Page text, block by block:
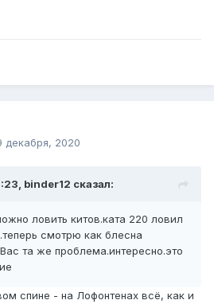
декабря, 2020
binder12 сказал:
ловить китов.ката 220 ловил
смотрю как блесна
та же проблема.интересно.это
спине - на Лофонтенах всё, как и